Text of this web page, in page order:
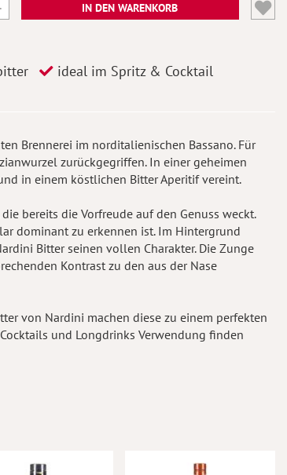
IN DEN WARENKORB
ideal im Spritz & Cocktail
Brennerei im norditalienischen Bassano. Für
zurückgegriffen. In einer geheimen
in einem köstlichen Bitter Aperitif vereint.
bereits die Vorfreude auf den Genuss weckt.
dominant zu erkennen ist. Im Hintergrund
Bitter seinen vollen Charakter. Die Zunge
Kontrast zu den aus der Nase
von Nardini machen diese zu einem perfekten
und Longdrinks Verwendung finden